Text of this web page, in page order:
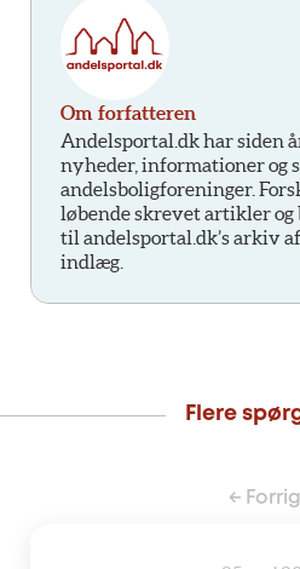
Om forfatteren
Andelsportal.dk har siden
nyheder, informationer og
andelsboligforeninger.
løbende skrevet artikler og
til andelsportal.dk’s arkiv
indlæg.
Flere
←